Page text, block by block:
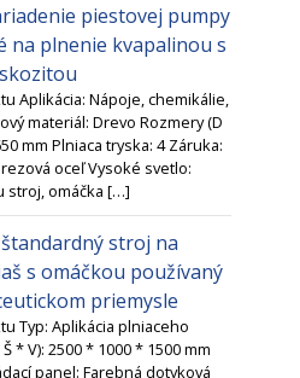
piestovej pumpy
na plnenie kvapalinou s
Aplikácia: Nápoje, chemikálie,
materiál: Drevo Rozmery (D
mm Plniaca tryska: 4 Záruka:
oceľ Vysoké svetlo:
stroj, omáčka […]
štandardný stroj na
s omáčkou používaný
priemysle
Typ: Aplikácia plniaceho
* V): 2500 * 1000 * 1500 mm
panel: Farebná dotyková